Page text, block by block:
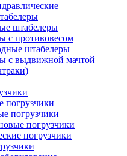
штабелеры
с противовесом
штабелеры
с выдвижной мачтой
погрузчики
погрузчики
погрузчики
погрузчики